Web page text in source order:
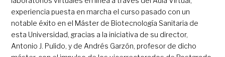
experiencia puesta en marcha el curso pasado con un
notable éxito en el Máster de Biotecnología Sanitaria de
esta Universidad, gracias a la iniciativa de su director,
Antonio J. Pulido, y de Andrés Garzón, profesor de dicho